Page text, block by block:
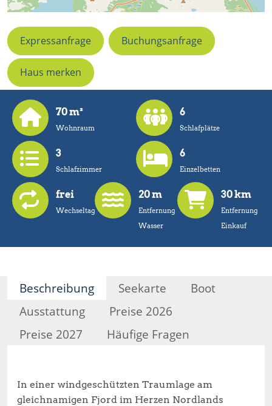
Expressanfrage Buchungsanfrage
Haus merken
70 m²
Wohnraum
6
Schlafplätze
3
Schlafzimmer
6
Einzelbetten
frei
Wechseltag
20 m
Entfernung
Wasser
30 km
Entfernung
Einkauf
Beschreibung Seekarte
Boot
Ausstattung
Preise 2026
Preise 2027
Häufige Fragen
In einer windgeschützten Traumlage am
gleichnamigen Fjord im Herzen Nordlands